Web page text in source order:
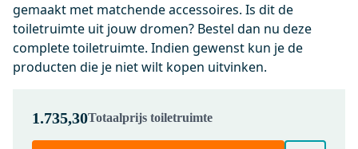
500.0220
Wc-bril verdikt Glanzend wit
incl. Softclose en Quick release
Dinsdag in huis
gemaakt met matchende accessoires. Is dit de
toiletruimte uit jouw dromen? Bestel dan nu deze
complete toiletruimte. Indien gewenst kun je de
producten die je niet wilt kopen uitvinken.
1.735,30Totaalprijs toiletruimte